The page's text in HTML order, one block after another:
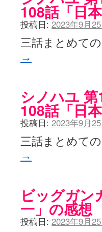
はやりの如く☆ - 咲-
麻雀雑記あれこれ - 咲 -
またの名を咲ブログ - 咲
BBKN BLOG / トップペ
あにてつ！ / 千里山に
おもちもちもち - 咲-
かんむりとかげ - 咲-
咲-Saki- | にゅいのって /
咲-Saki-ブログ！～麻雀
嶺上航路 / ドラフト前
音を奏でて花が咲く -
一萬人の麓路() - 咲-
ああ、あの牌？ - 咲-
宮守大好き帳 / 告知
麻雀アニメ＆麻雀ゲー
ばるのまーじゃん日和 -
咲めも！ / ニワチョコ、
108話「日
投稿日: 2023年9月
三話まとめて
→
シノハユ
108話「日
投稿日: 2023年9月
三話まとめて
→
ビッグガ
一」の感想
投稿日: 2023年9月